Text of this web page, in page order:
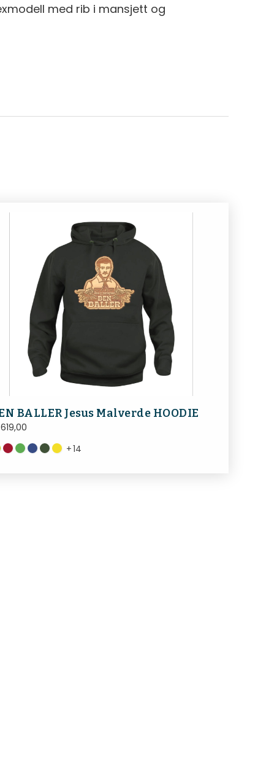
med rib i mansjett og
BALLER Jesus Malverde HOODIE
+14